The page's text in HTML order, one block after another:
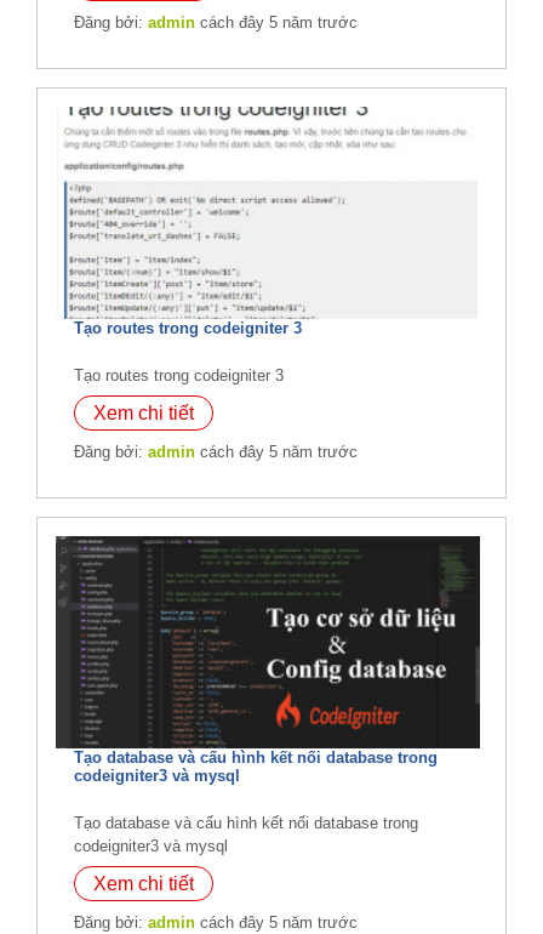
Đăng bởi: admin cách đây 5 năm trước
Tạo routes trong codeigniter 3
Tạo routes trong codeigniter 3
Xem chi tiết
Đăng bởi: admin cách đây 5 năm trước
Tạo database và cấu hình kết nối database trong
codeigniter3 và mysql
Tạo database và cấu hình kết nối database trong
codeigniter3 và mysql
Xem chi tiết
Đăng bởi: admin cách đây 5 năm trước